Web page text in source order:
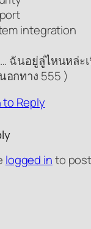
integration
ฉันอยู่ลู่ไหนหล่ะ
อกทาง 555 )
to Reply
logged into